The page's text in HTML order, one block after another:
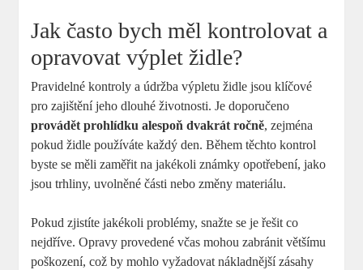
Jak často bych měl kontrolovat a
opravovat výplet židle?
Pravidelné kontroly a údržba výpletu židle jsou klíčové
pro zajištění jeho dlouhé životnosti. Je doporučeno
provádět prohlídku alespoň dvakrát ročně, zejména
pokud židle používáte každý den. Během těchto kontrol
byste se měli zaměřit na jakékoli známky opotřebení, jako
jsou trhliny, uvolněné části nebo změny materiálu.
Pokud zjistíte jakékoli problémy, snažte se je řešit co
nejdříve. Opravy provedené včas mohou zabránit většímu
poškození, což by mohlo vyžadovat nákladnější zásahy